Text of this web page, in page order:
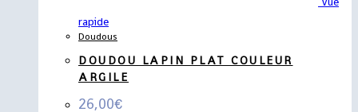
rapide
Doudous
DOUDOU LAPIN PLAT COULEUR
ARGILE
26,00€